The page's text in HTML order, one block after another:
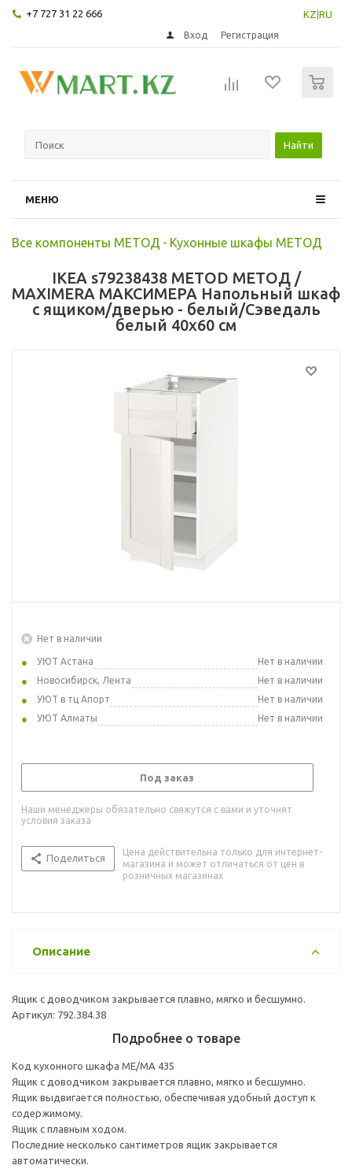
+7 727 31 22 666 KZ RU
Вход Регистрация
Найти
МЕНЮ
Все компоненты МЕТОД - Кухонные шкафы МЕТОД
IKEA s79238438 METOD МЕТОД /
MAXIMERA МАКСИМЕРА Напольный шкаф
с ящиком/дверью - белый/Сэведаль
белый 40x60 см
Нет в наличии
УЮТ Астана
Нет в наличии
Новосибирск, Лента
Нет в наличии
УЮТ в тц Апорт
Нет в наличии
УЮТ Алматы
Нет в наличии
Под заказ
Наши менеджеры обязательно свяжутся с вами и уточнят
условия заказа
Поделиться
Цена действительна только для интернет-
магазина и может отличаться от цен в
розничных магазинах
Описание
Ящик с доводчиком закрывается плавно, мягко и бесшумно.
Артикул: 792.384.38
Подробнее о товаре
Код кухонного шкафа ME/MA 435
Ящик с доводчиком закрывается плавно, мягко и бесшумно.
Ящик выдвигается полностью, обеспечивая удобный доступ к
содержимому.
Ящик с плавным ходом.
Последние несколько сантиметров ящик закрывается
автоматически.